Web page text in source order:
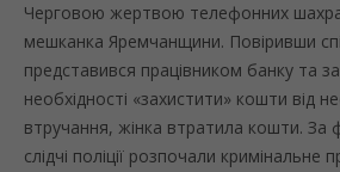
Черговою жертвою телефонних
мешканка Яремчанщини. Повіривши
представився працівником банку та
необхідності «захистити» кошти від
втручання, жінка втратила кошти. За
слідчі поліції розпочали кримінальне